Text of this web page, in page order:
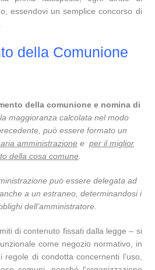
essendovi un semplice concorso di
della Comunione
della comunione e nomina di
maggioranza calcolata nel modo
può essere formato un
amministrazione e per il miglior
della cosa comune
può essere delegata ad
a un estraneo, determinandosi i
dell’amministratore.
di contenuto fissati dalla legge – si
come negozio normativo, in
di condotta concernenti l’uso,